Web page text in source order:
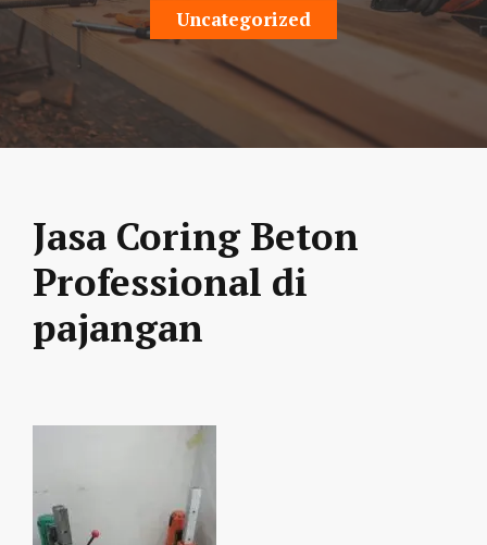
Uncategorized
Jasa Coring Beton
Professional di
pajangan